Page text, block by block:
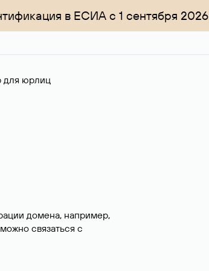
в ЕСИА с 1 сентября 2026
для юрлиц
домена, например,
связаться с